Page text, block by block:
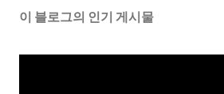
이 블로그의 인기 게시물